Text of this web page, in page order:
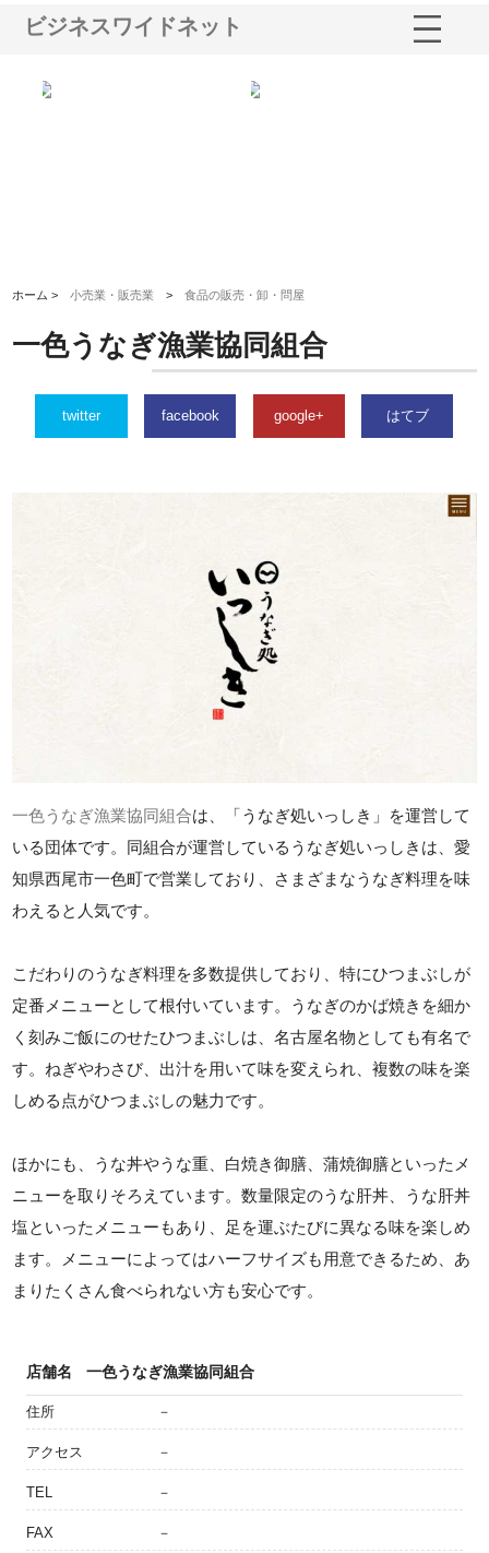
ビジネスワイドネット
ホーム >小売業・販売業 >食品の販売・卸・問屋
一色うなぎ漁業協同組合
twitter facebook google+ はてブ
一色うなぎ漁業協同組合は、「うなぎ処いっしき」を運営して
いる団体です。同組合が運営しているうなぎ処いっしきは、愛
知県西尾市一色町で営業しており、さまざまなうなぎ料理を味
わえると人気です。
こだわりのうなぎ料理を多数提供しており、特にひつまぶしが
定番メニューとして根付いています。うなぎのかば焼きを細か
く刻みご飯にのせたひつまぶしは、名古屋名物としても有名で
す。ねぎやわさび、出汁を用いて味を変えられ、複数の味を楽
しめる点がひつまぶしの魅力です。
ほかにも、うな丼やうな重、白焼き御膳、蒲焼御膳といったメ
ニューを取りそろえています。数量限定のうな肝丼、うな肝丼
塩といったメニューもあり、足を運ぶたびに異なる味を楽しめ
ます。メニューによってはハーフサイズも用意できるため、あ
まりたくさん食べられない方も安心です。
店舗名 一色うなぎ漁業協同組合
住所 －
アクセス －
TEL －
FAX －